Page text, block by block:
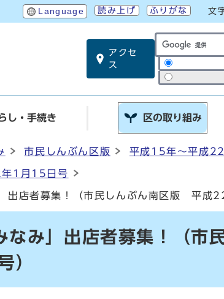
Language 読み上げ ふりがな 文
アクセ
ス
サイト内検索
し・手続き 区の取り組み
市民しんぶん区版 平成15年～平成
1月15日号
出店者募集！（市民しんぶん南区版 平成
なみ」出店者募集！（市
）